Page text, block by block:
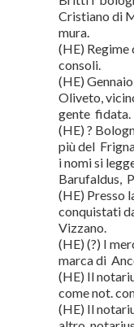
Cristiano di
mura.
(HE)
consoli.
(HE)
Oliveto,
gente fidata.
(HE) ?
più del
i nomi si
Barufaldus,
(HE) Presso
conquistati
Vizzano.
(HE) (?) I
marca di
(HE) Il
come not.
(HE) Il